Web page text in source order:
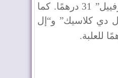
بينما بلغ سعر “مارفييل” 31 درهمًا. كما
دي كلاسيك” و“إل
.